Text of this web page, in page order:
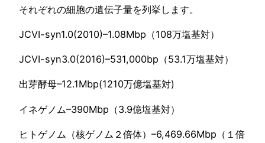
それぞれの細胞の遺伝子量を列挙します。
JCVI-syn1.0(2010)–1.08Mbp（108万塩基対）
JCVI-syn3.0(2016)–531,000bp（53.1万塩基対）
出芽酵母–12.1Mbp(1210万億塩基対)
イネゲノム–390Mbp（3.9億塩基対）
ヒトゲノム（核ゲノム２倍体）–6,469.66Mbp（１倍